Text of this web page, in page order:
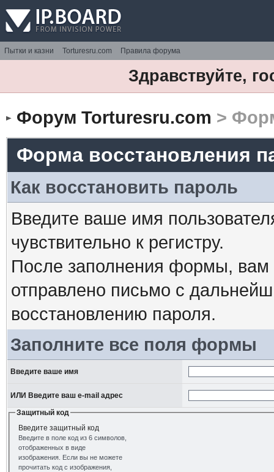
Пытки и казни Torturesru.com Правила форума
Здравствуйте,
Форум Torturesru.com >
Форма восстановления
Как восстановить пароль
Введите ваше имя
чувствительно к регистру.
После заполнения формы, вам
отправлено письмо с
восстановлению пароля.
Заполните все поля формы
Введите ваше имя
ИЛИ Введите ваш e-mail адрес
Защитный код
Введите защитный код
Введите в поле код из 6 символов,
отображенных в виде
изображения. Если вы не можете
прочитать код с изображения,